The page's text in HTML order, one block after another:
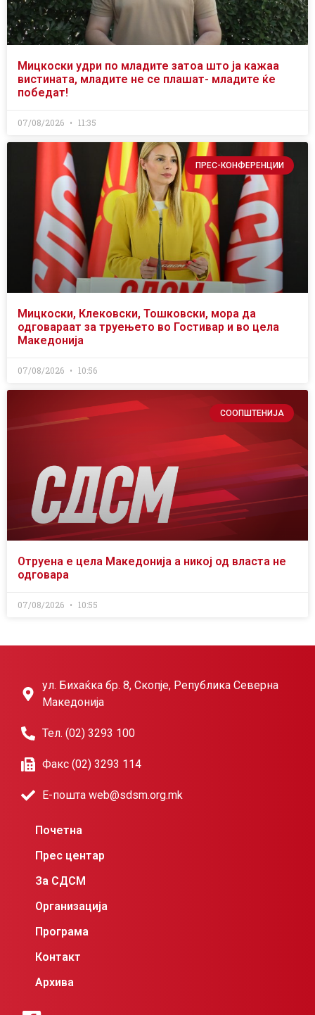
Мицкоски удри по младите затоа што ја кажаа
вистината, младите не се плашат- младите ќе
победат!
07/08/2026 11:35
ПРЕС-КОНФЕРЕНЦИИ
Мицкоски, Клековски, Тошковски, мора да
одговараат за труењето во Гостивар и во цела
Македонија
07/08/2026 10:56
СООПШТЕНИЈА
Отруена е цела Македонија а никој од власта не
одговара
07/08/2026 10:55
ул. Бихаќка бр. 8, Скопје, Република Северна
Македонија
Тел. (02) 3293 100
Факс (02) 3293 114
Е-пошта web@sdsm.org.mk
Почетна
Прес центар
За СДСМ
Организација
Програма
Контакт
Архива